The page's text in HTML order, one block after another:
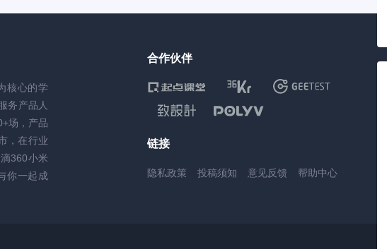
核心的学
务产品人
场，产品
，在行业
360小米
你一起成
合作伙伴
链接
隐私政策 投稿须知 意见反馈 帮助中心